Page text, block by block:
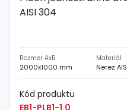
AISI 304
Rozmer AxB
2000x1000 mm
Materiál
Nerez
Kód produktu
EB1-PLB1-1.0